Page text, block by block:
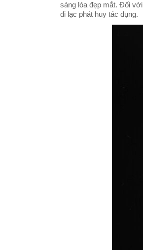
sáng lóa đẹp mắt. Đối
đi lạc phát huy tác dụng.